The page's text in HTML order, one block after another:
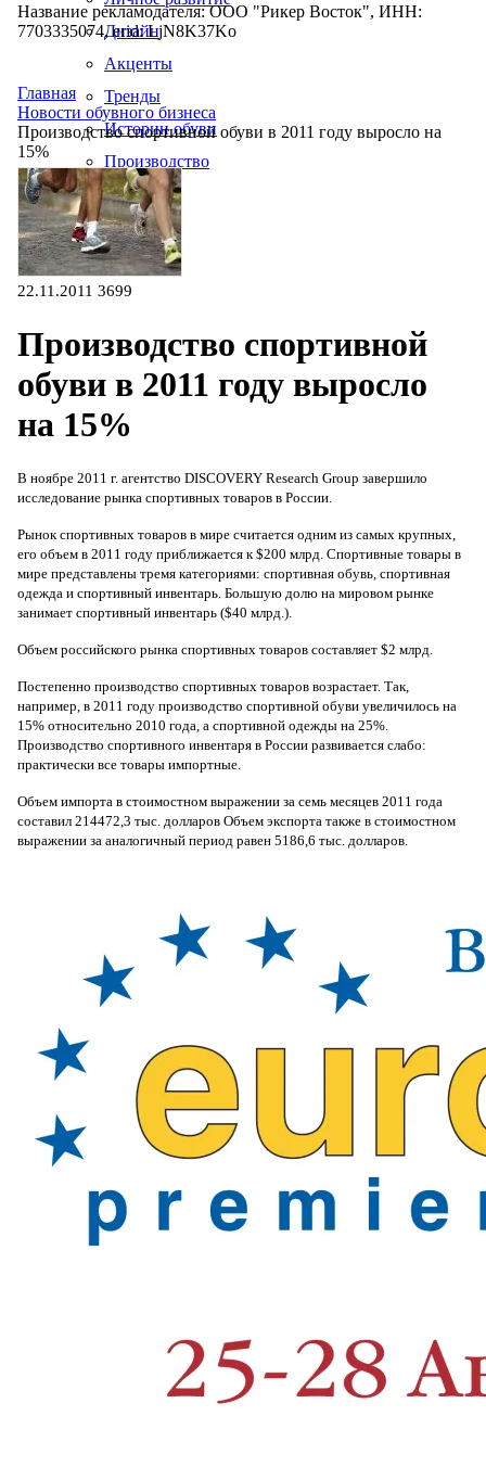
Дизайн
Акценты
Тренды
Истории обуви
Производство
Название рекламодателя: ООО "Рикер Восток", ИНН:
7703335074, erid: LjN8K37Ko
Главная
Новости обувного бизнеса
Производство спортивной обуви в 2011 году выросло на
15%
22.11.2011 3699
Производство спортивной
обуви в 2011 году выросло
на 15%
В ноябре 2011 г. агентство DISCOVERY Research Group завершило
исследование рынка спортивных товаров в России.
Рынок спортивных товаров в мире считается одним из самых крупных,
его объем в 2011 году приближается к $200 млрд. Спортивные товары в
мире представлены тремя категориями: спортивная обувь, спортивная
одежда и спортивный инвентарь. Большую долю на мировом рынке
занимает спортивный инвентарь ($40 млрд.).
Объем российского рынка спортивных товаров составляет $2 млрд.
Постепенно производство спортивных товаров возрастает. Так,
например, в 2011 году производство спортивной обуви увеличилось на
15% относительно 2010 года, а спортивной одежды на 25%.
Производство спортивного инвентаря в России развивается слабо:
практически все товары импортные.
Объем импорта в стоимостном выражении за семь месяцев 2011 года
составил 214472,3 тыс. долларов Объем экспорта также в стоимостном
выражении за аналогичный период равен 5186,6 тыс. долларов.